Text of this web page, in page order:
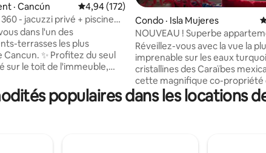
5, 191 commentaires
· Cancún Note moyenne de 4,94 sur 5, 172
4,94 (172)
- jacuzzi privé + piscine
dans l'un des
terrasses les plus
Profitez du seul
sur le toit de l'immeuble,
du traversier pour Isla
Condo · Isla Mujeres
NOUVEAU ! Superbe
d'1 chambre avec vue sur la
l'océan à Sotavento
Réveillez-vous avec la vue la
imprenable sur les eaux
cristallines des Caraïbes
cette magnifique co-propriété
chambre en bord de mer
de-chaussée de Sotavento -
de société, panier de pique-
populaires dans les locations